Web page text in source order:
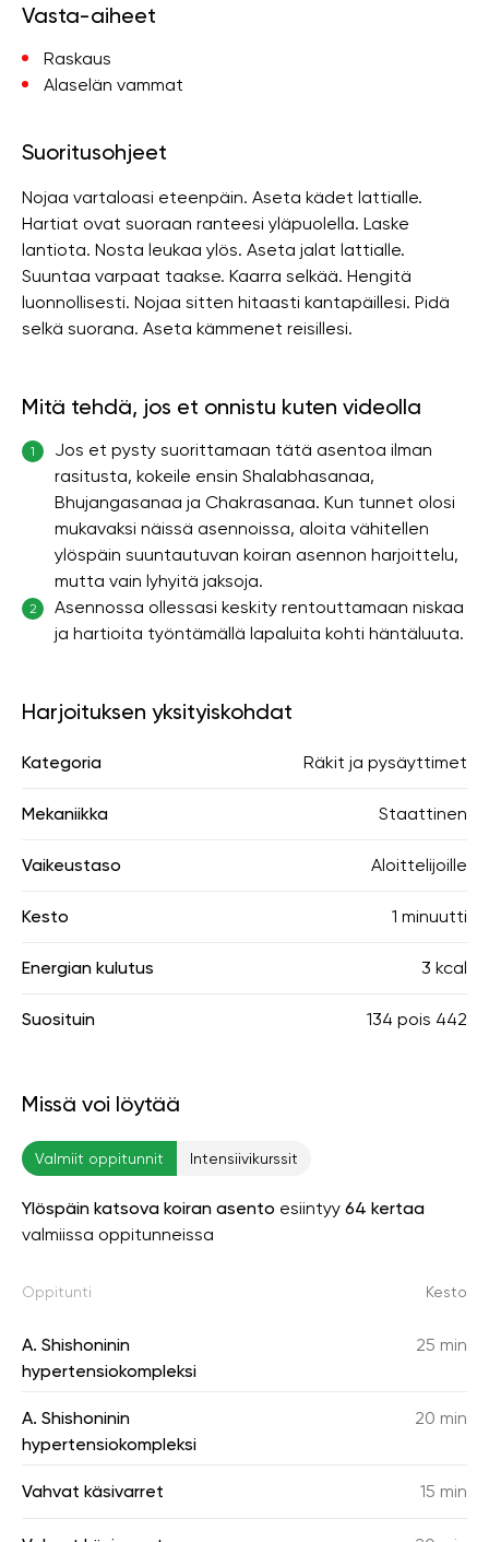
Vasta-aiheet
Raskaus
Alaselän vammat
Suoritusohjeet
Nojaa vartaloasi eteenpäin. Aseta kädet lattialle.
Hartiat ovat suoraan ranteesi yläpuolella. Laske
lantiota. Nosta leukaa ylös. Aseta jalat lattialle.
Suuntaa varpaat taakse. Kaarra selkää. Hengitä
luonnollisesti. Nojaa sitten hitaasti kantapäillesi. Pidä
selkä suorana. Aseta kämmenet reisillesi.
Mitä tehdä, jos et onnistu kuten videolla
1
Jos et pysty suorittamaan tätä asentoa ilman
rasitusta, kokeile ensin Shalabhasanaa,
Bhujangasanaa ja Chakrasanaa. Kun tunnet olosi
mukavaksi näissä asennoissa, aloita vähitellen
ylöspäin suuntautuvan koiran asennon harjoittelu,
mutta vain lyhyitä jaksoja.
2
Asennossa ollessasi keskity rentouttamaan niskaa
ja hartioita työntämällä lapaluita kohti häntäluuta.
Harjoituksen yksityiskohdat
Kategoria Räkit ja pysäyttimet
Mekaniikka Staattinen
Vaikeustaso Aloittelijoille
Kesto 1 minuutti
Energian kulutus 3 kcal
Suosituin 134 pois 442
Missä voi löytää
Valmiit oppitunnit Intensiivikurssit
Ylöspäin katsova koiran asento esiintyy 64 kertaa
valmiissa oppitunneissa
Oppitunti Kesto
A. Shishoninin
hypertensiokompleksi
25 min
A. Shishoninin
hypertensiokompleksi
20 min
Vahvat käsivarret 15 min